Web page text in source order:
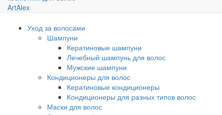
Уход за волосами
Шампуни
Кератиновые шампуни
Лечебный шампунь для волос
Мужские шампуни
Кондиционеры для волос
Кератиновые кондиционеры
Кондиционеры для разных типов волос
Маски для волос